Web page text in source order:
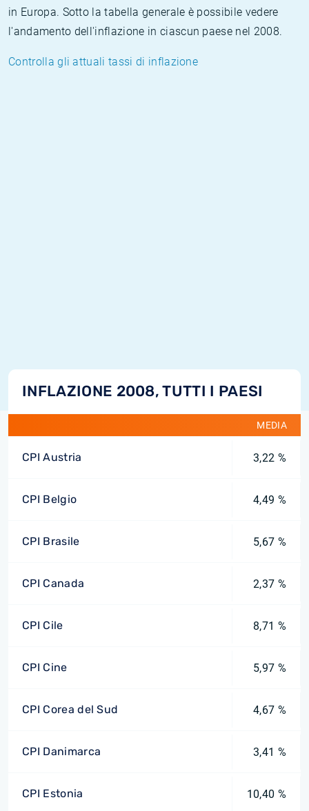
in Europa. Sotto la tabella generale è possibile vedere
l'andamento dell'inflazione in ciascun paese nel 2008.
Controlla gli attuali tassi di inflazione
INFLAZIONE 2008, TUTTI I PAESI
MEDIA
CPI Austria 3,22 %
CPI Belgio 4,49 %
CPI Brasile 5,67 %
CPI Canada 2,37 %
CPI Cile 8,71 %
CPI Cine 5,97 %
CPI Corea del Sud 4,67 %
CPI Danimarca 3,41 %
CPI Estonia 10,40 %